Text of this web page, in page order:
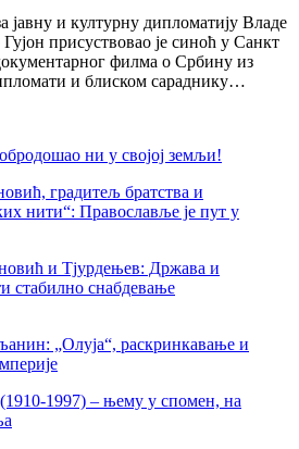
јавну и културну дипломатију Владе
присуствовао је синоћ у Санкт
филма о Србину из
и блиском сараднику…
ни у својој земљи!
градитељ братства и
нити“: Православље је пут у
и Тјурдењев: Држава и
стабилно снабдевање
„Олуја“, раскринкавање и
1997) – њему у спомен, на